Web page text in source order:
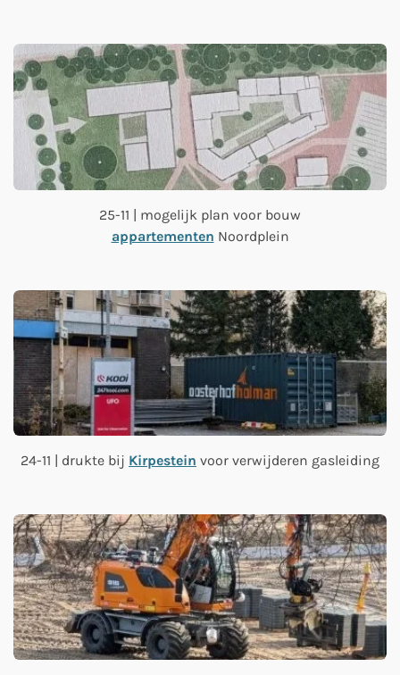
25-11 | mogelijk plan voor bouw
appartementen Noordplein
24-11 | drukte bij Kirpestein voor verwijderen gasleiding